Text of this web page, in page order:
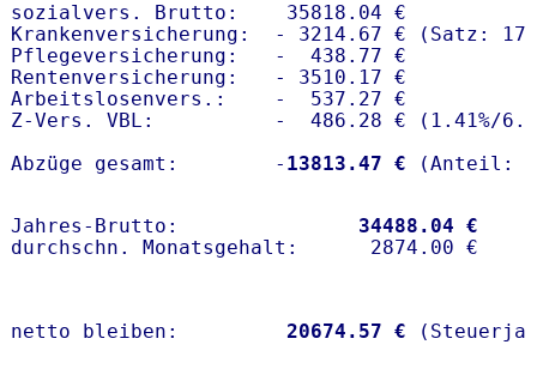
sozialvers. Brutto:    35818.04 €
Krankenversicherung:  - 3214.67 € (Satz:
Pflegeversicherung:   -  438.77 €
Rentenversicherung:   - 3510.17 €
Arbeitslosenvers.:    -  537.27 €
Z-Vers. VBL:          -  486.28 € ( 1.41%/
Abzüge gesamt:        - 13813.47 €
Jahres-Brutto: 34488.04 €
netto bleiben: 20674.57 €